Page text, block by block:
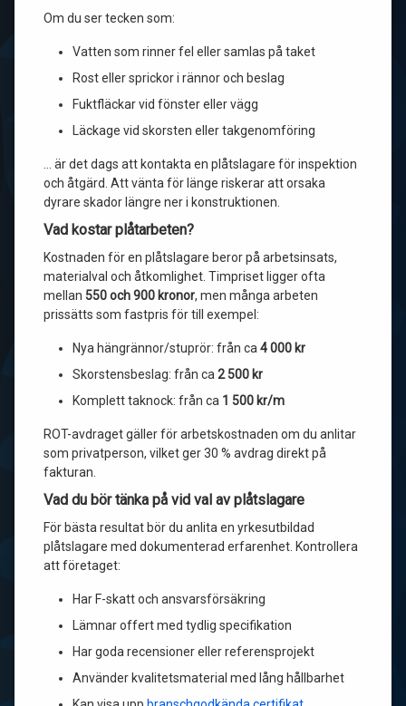
Om du ser tecken som:
Vatten som rinner fel eller samlas på taket
Rost eller sprickor i rännor och beslag
Fuktfläckar vid fönster eller vägg
Läckage vid skorsten eller takgenomföring
… är det dags att kontakta en plåtslagare för inspektion
och åtgärd. Att vänta för länge riskerar att orsaka
dyrare skador längre ner i konstruktionen.
Vad kostar plåtarbeten?
Kostnaden för en plåtslagare beror på arbetsinsats,
materialval och åtkomlighet. Timpriset ligger ofta
mellan 550 och 900 kronor, men många arbeten
prissätts som fastpris för till exempel:
Nya hängrännor/stuprör: från ca 4 000 kr
Skorstensbeslag: från ca 2 500 kr
Komplett taknock: från ca 1 500 kr/m
ROT-avdraget gäller för arbetskostnaden om du anlitar
som privatperson, vilket ger 30 % avdrag direkt på
fakturan.
Vad du bör tänka på vid val av plåtslagare
För bästa resultat bör du anlita en yrkesutbildad
plåtslagare med dokumenterad erfarenhet. Kontrollera
att företaget:
Har F-skatt och ansvarsförsäkring
Lämnar offert med tydlig specifikation
Har goda recensioner eller referensprojekt
Använder kvalitetsmaterial med lång hållbarhet